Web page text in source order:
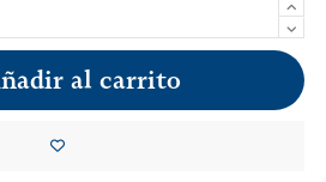
al carrito